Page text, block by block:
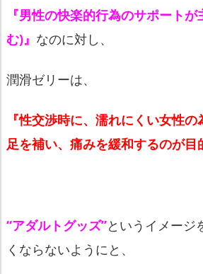
『男性の快楽的行為のサポート
む)』 なのに対し、
潤滑ゼリーは、
『性交渉時に、濡れにくい女性
足を補い、 痛みを緩和するのが目
“アダルトグッズ”というイメージ
くならないようにと、